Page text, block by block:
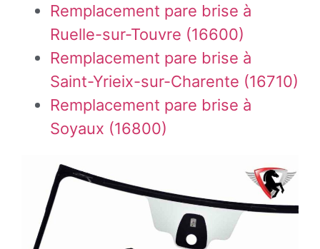
Remplacement pare brise à
Ruelle-sur-Touvre (16600)
Remplacement pare brise à
Saint-Yrieix-sur-Charente (16710)
Remplacement pare brise à
Soyaux (16800)